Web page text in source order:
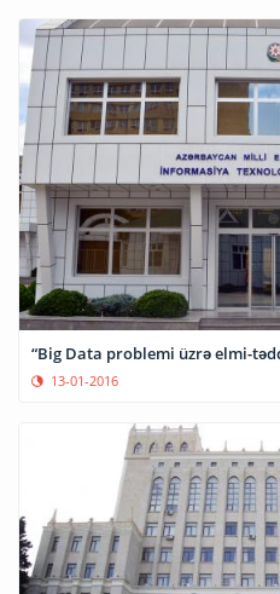
“Big Data problemi üzrə elmi-
13-01-2016